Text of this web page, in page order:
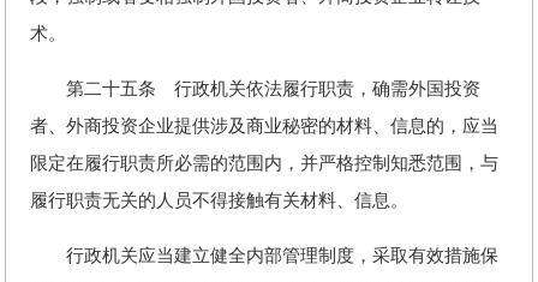
术。
第二十五条 行政机关依法履行职责，确需外国投资
者、外商投资企业提供涉及商业秘密的材料、信息的，应当
限定在履行职责所必需的范围内，并严格控制知悉范围，与
履行职责无关的人员不得接触有关材料、信息。
行政机关应当建立健全内部管理制度，采取有效措施保